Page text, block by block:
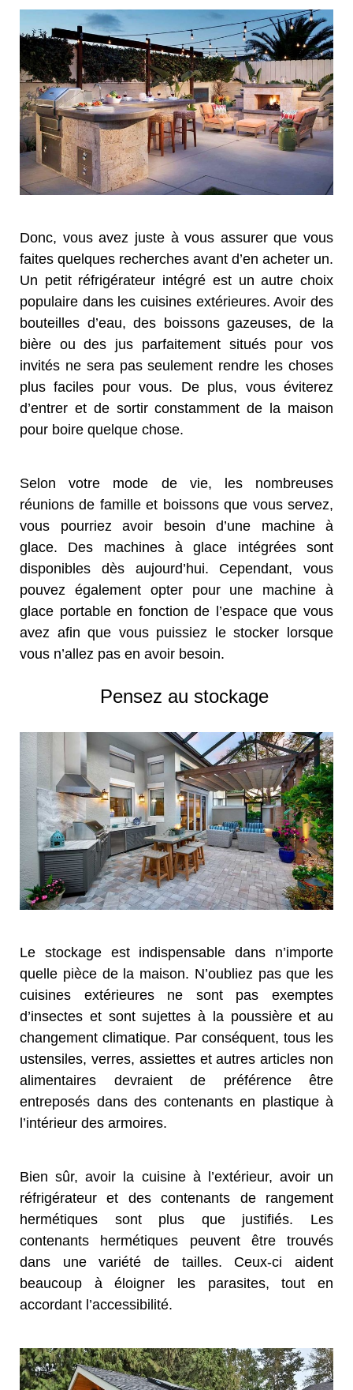
Donc, vous avez juste à vous assurer que vous
faites quelques recherches avant d’en acheter un.
Un petit réfrigérateur intégré est un autre choix
populaire dans les cuisines extérieures. Avoir des
bouteilles d’eau, des boissons gazeuses, de la
bière ou des jus parfaitement situés pour vos
invités ne sera pas seulement rendre les choses
plus faciles pour vous. De plus, vous éviterez
d’entrer et de sortir constamment de la maison
pour boire quelque chose.
Selon votre mode de vie, les nombreuses
réunions de famille et boissons que vous servez,
vous pourriez avoir besoin d’une machine à
glace. Des machines à glace intégrées sont
disponibles dès aujourd’hui. Cependant, vous
pouvez également opter pour une machine à
glace portable en fonction de l’espace que vous
avez afin que vous puissiez le stocker lorsque
vous n’allez pas en avoir besoin.
Pensez au stockage
Le stockage est indispensable dans n’importe
quelle pièce de la maison. N’oubliez pas que les
cuisines extérieures ne sont pas exemptes
d’insectes et sont sujettes à la poussière et au
changement climatique. Par conséquent, tous les
ustensiles, verres, assiettes et autres articles non
alimentaires devraient de préférence être
entreposés dans des contenants en plastique à
l’intérieur des armoires.
Bien sûr, avoir la cuisine à l’extérieur, avoir un
réfrigérateur et des contenants de rangement
hermétiques sont plus que justifiés. Les
contenants hermétiques peuvent être trouvés
dans une variété de tailles. Ceux-ci aident
beaucoup à éloigner les parasites, tout en
accordant l’accessibilité.